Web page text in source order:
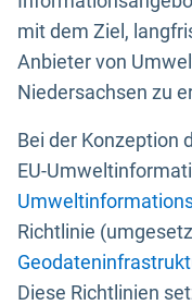
mit dem Ziel,
Anbieter von
Niedersachsen zu
Bei der Konzeption
EU-
Richtlinie
Diese Richtlinien